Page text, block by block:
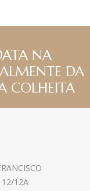
NA
DA
COLHEITA
12/12A